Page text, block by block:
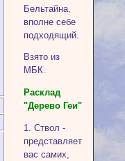
Бельтайна,
вполне себе
подходящий.
Взято из
МБК.
Расклад
"Дерево Геи"
1. Ствол -
представляет
вас самих,